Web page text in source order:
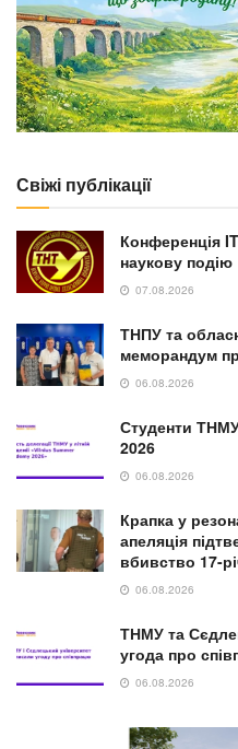
Свіжі публікації
Конференція
наукову подію
07.08.2026
ТНПУ та
меморандум
06.08.2026
Студенти
2026
06.08.2026
Крапка у
апеляція
вбивство 17-
06.08.2026
ТНМУ та
угода про
06.08.2026